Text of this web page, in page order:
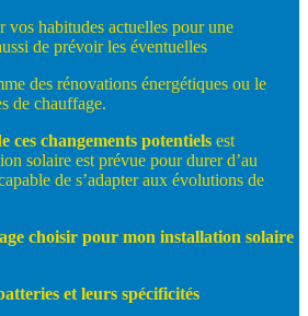
vos habitudes actuelles pour une
de prévoir les éventuelles
des rénovations énergétiques ou le
de chauffage.
ces changements potentiels est
solaire est prévue pour durer d’au
de s’adapter aux évolutions de
choisir pour mon installation solaire
et leurs spécificités